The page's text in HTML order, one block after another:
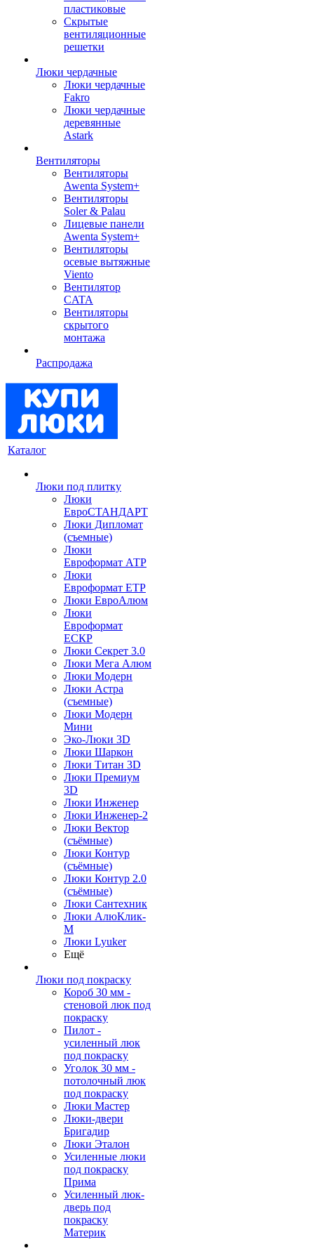
пластиковые
Скрытые
вентиляционные
решетки
Люки чердачные
Люки чердачные
Fakro
Люки чердачные
деревянные
Astark
Вентиляторы
Вентиляторы
Awenta System+
Вентиляторы
Soler & Palau
Лицевые панели
Awenta System+
Вентиляторы
осевые вытяжные
Viento
Вентилятор
CATA
Вентиляторы
скрытого
монтажа
Распродажа
Каталог
Люки под плитку
Люки
ЕвроСТАНДАРТ
Люки Дипломат
(съемные)
Люки
Евроформат АТР
Люки
Евроформат ЕТР
Люки ЕвроАлюм
Люки
Евроформат
ЕСКР
Люки Секрет 3.0
Люки Мега Алюм
Люки Модерн
Люки Астра
(съемные)
Люки Модерн
Мини
Эко-Люки 3D
Люки Шаркон
Люки Титан 3D
Люки Премиум
3D
Люки Инженер
Люки Инженер-2
Люки Вектор
(съёмные)
Люки Контур
(съёмные)
Люки Контур 2.0
(съёмные)
Люки Сантехник
Люки АлюКлик-
М
Люки Lyuker
Ещё
Люки под покраску
Короб 30 мм -
стеновой люк под
покраску
Пилот -
усиленный люк
под покраску
Уголок 30 мм -
потолочный люк
под покраску
Люки Мастер
Люки-двери
Бригадир
Люки Эталон
Усиленные люки
под покраску
Прима
Усиленный люк-
дверь под
покраску
Материк